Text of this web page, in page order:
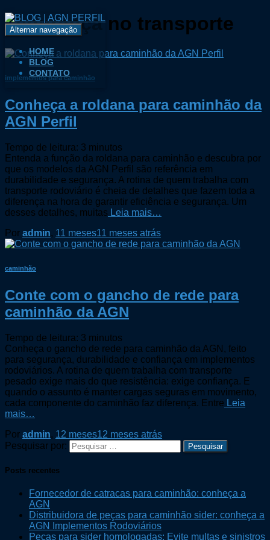
Alternar navegação
HOME
BLOG
CONTATO
segurança no transporte
implementos para caminhão
Conheça a roldana para caminhão da
AGN Perfil
Tempo de leitura: 3 minutos
Entenda a função da roldana para caminhão e descubra por
que os modelos da AGN Perfil são referência em
durabilidade e segurança. A rotina de quem trabalha com
transporte rodoviário é cheia de detalhes que fazem toda a
diferença na hora de garantir eficiência e segurança. Um
desses detalhes, muitas Leia mais…
Por admin, 11 meses11 meses atrás
caminhão
Conte com o gancho de rede para
caminhão da AGN
Tempo de leitura: 3 minutos
Conheça o gancho de rede para caminhão da AGN, feito
para segurança, durabilidade e confiança em implementos
rodoviários. A rotina de quem trabalha com transporte
pesado exige mais do que resistência: exige confiança. E
quando o assunto é manter cargas seguras em movimento,
cada componente do caminhão faz diferença. Entre Leia
mais…
Por admin, 12 meses12 meses atrás
Pesquisar por:
Posts recentes
Fornecedor de catracas para caminhão: conheça a
AGN
Distribuidora de peças para caminhão sider: conheça a
AGN Implementos Rodoviários
Peças para sider homologadas: Evite multas e sinistros